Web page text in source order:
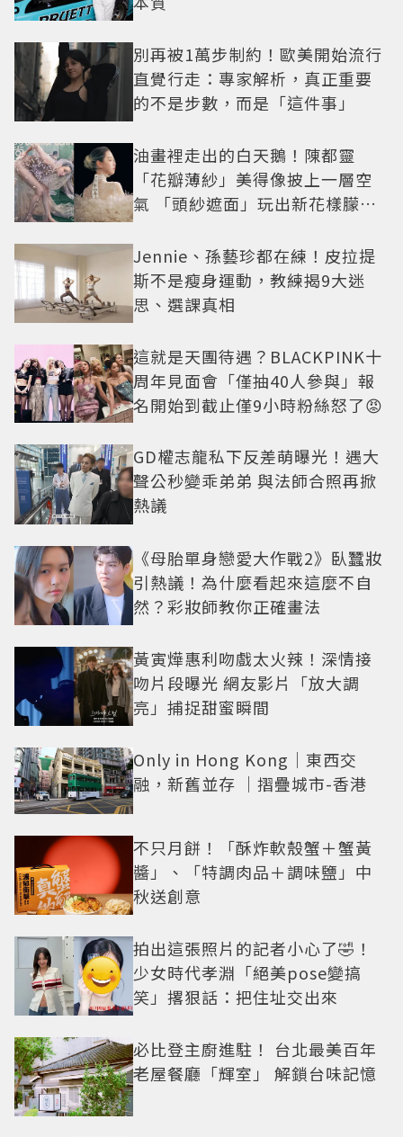
別再被1萬步制約！歐美開始流行
直覺行走：專家解析，真正重要
的不是步數，而是「這件事」
油畫裡走出的白天鵝！陳都靈
「花瓣薄紗」美得像披上一層空
氣 「頭紗遮面」玩出新花樣朦朧
Jennie、孫藝珍都在練！皮拉提
斯不是瘦身運動，教練揭9大迷
思、選課真相
這就是天團待遇？BLACKPINK十
周年見面會「僅抽40人參與」報
名開始到截止僅9小時粉絲怒了😡
GD權志龍私下反差萌曝光！遇大
聲公秒變乖弟弟 與法師合照再掀
熱議
《母胎單身戀愛大作戰2》臥蠶妝
引熱議！為什麼看起來這麼不自
然？彩妝師教你正確畫法
黃寅燁惠利吻戲太火辣！深情接
吻片段曝光 網友影片「放大調
亮」捕捉甜蜜瞬間
Only in Hong Kong｜東西交
融，新舊並存 ｜摺疊城市-香港
不只月餅！「酥炸軟殼蟹＋蟹黃
醬」、「特調肉品＋調味鹽」中
秋送創意
拍出這張照片的記者小心了🤣！
少女時代孝淵「絕美pose變搞
笑」撂狠話：把住址交出來
必比登主廚進駐！ 台北最美百年
老屋餐廳「輝室」 解鎖台味記憶